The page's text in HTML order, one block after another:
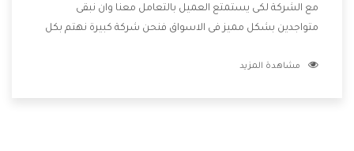
مع الشركة لكى يستمتع العميل بالتعامل معنا وان نبقى
متواجدين بشكل مميز فى الاسواق فنحن شركة كبيرة نهتم بكل
الشركة بها والتى تكون منها خدمة الصيانة التى تكون من أهم
مشاهدة المزيد